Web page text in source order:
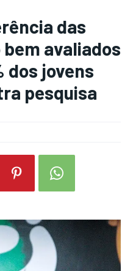
das
avaliados
dos jovens
pesquisa